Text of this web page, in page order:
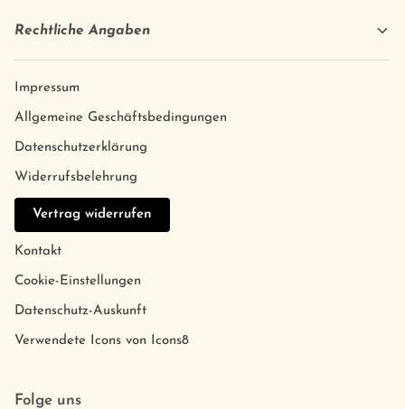
Rechtliche Angaben
Impressum
Allgemeine Geschäftsbedingungen
Datenschutzerklärung
Widerrufsbelehrung
Vertrag widerrufen
Kontakt
Cookie-Einstellungen
Datenschutz-Auskunft
Verwendete Icons von Icons8
Folge uns